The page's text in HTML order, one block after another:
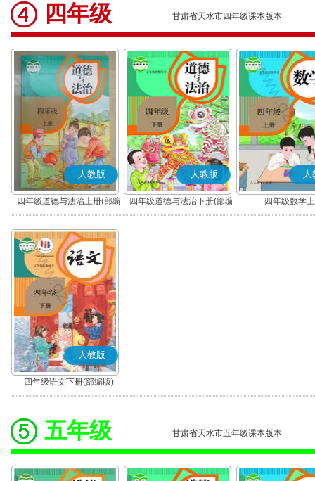
四年级 甘肃省天水市四年级课本版本
人教版
四年级道德与法治上册(部编
版)
人教版
四年级道德与法治下册(部编
版)
人
四年级数学
人教版
四年级语文下册(部编版)
五年级 甘肃省天水市五年级课本版本